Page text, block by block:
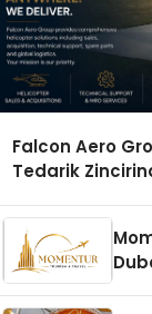
Falcon Aero
Tedarik